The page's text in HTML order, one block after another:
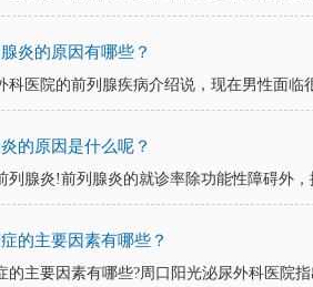
炎的原因有哪些？
科医院的前列腺疾病介绍说，现在男性面临
的原因是什么呢？
列腺炎!前列腺炎的就诊率除功能性障碍外
的主要因素有哪些？
的主要因素有哪些?周口阳光泌尿外科医院